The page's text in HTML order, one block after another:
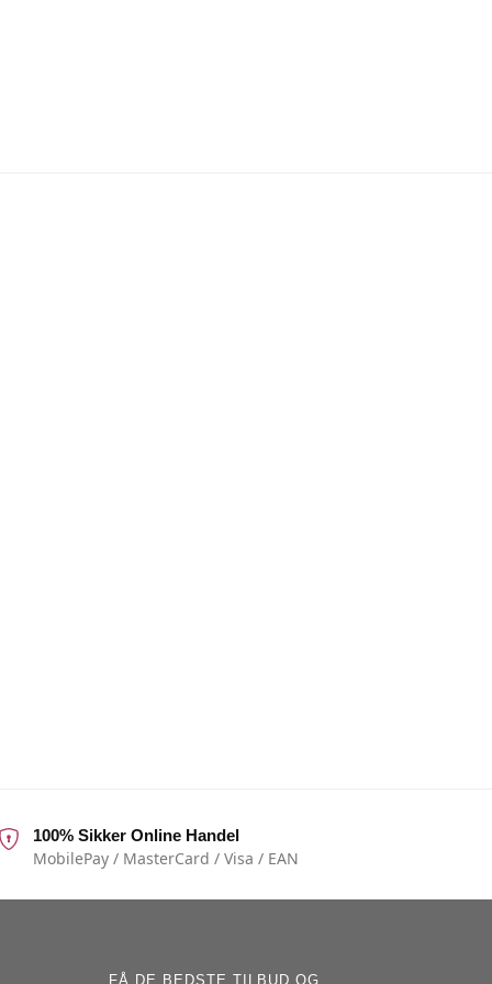
100% Sikker Online Handel
MobilePay / MasterCard / Visa / EAN
FÅ DE BEDSTE TILBUD OG